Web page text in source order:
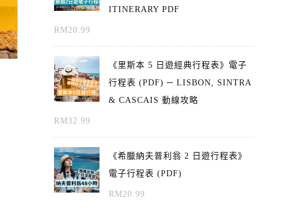
ITINERARY PDF
RM20.99
《里斯本 5 日遊經典行程表》電子
行程表 (PDF) ─ LISBON, SINTRA
& CASCAIS 動線攻略
RM32.99
《希臘納夫普利翁 2 日遊行程表》
電子行程表 (PDF)
RM20.99